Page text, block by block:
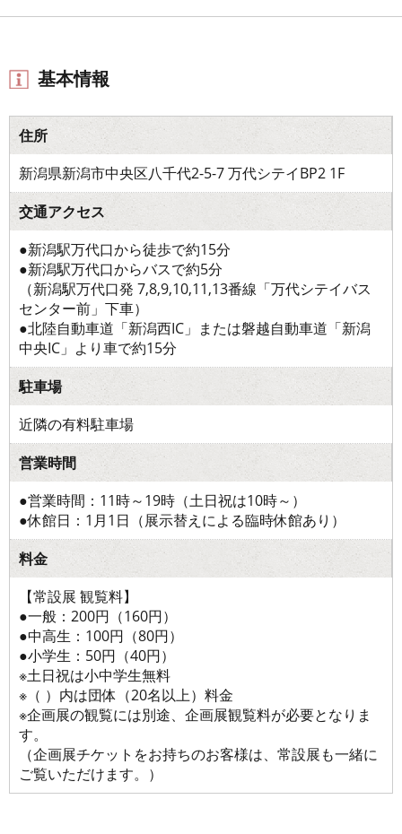
基本情報
住所
新潟県新潟市中央区八千代2-5-7 万代シテイBP2 1F
交通アクセス
●新潟駅万代口から徒歩で約15分
●新潟駅万代口からバスで約5分
（新潟駅万代口発 7,8,9,10,11,13番線「万代シテイバス
センター前」下車）
●北陸自動車道「新潟西IC」または磐越自動車道「新潟
中央IC」より車で約15分
駐車場
近隣の有料駐車場
営業時間
●営業時間：11時～19時（土日祝は10時～）
●休館日：1月1日（展示替えによる臨時休館あり）
料金
【常設展 観覧料】
●一般：200円（160円）
●中高生：100円（80円）
●小学生：50円（40円）
※土日祝は小中学生無料
※（ ）内は団体（20名以上）料金
※企画展の観覧には別途、企画展観覧料が必要となりま
す。
（企画展チケットをお持ちのお客様は、常設展も一緒に
ご覧いただけます。）